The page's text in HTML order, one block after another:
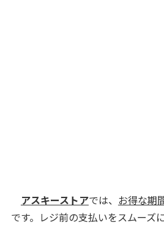
アスキーストアでは、 お得な期
です。レジ前の支払いをスムーズ